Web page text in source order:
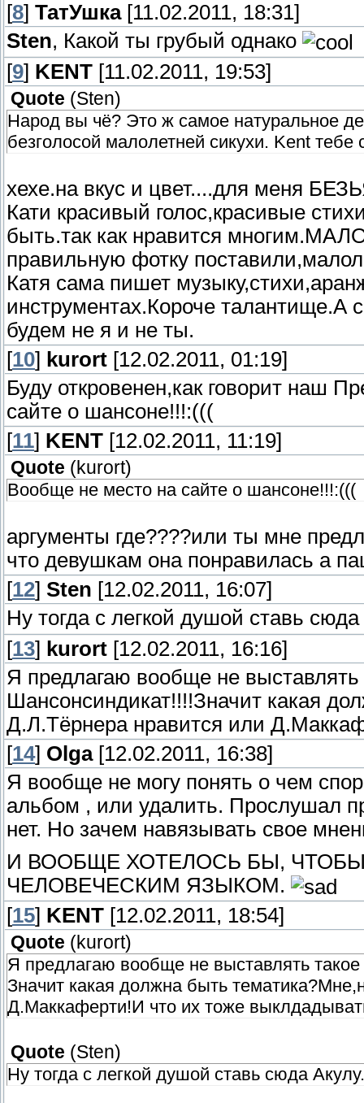
[8] ТатУшка[11.02.2011, 18:31]
Sten, Какой ты грубый однако
[9] KENT [11.02.2011, 19:53]
Quote (Sten)
Народ вы чё? Это ж самое натуральное
безголосой малолетней сикухи. Kent
хехе.на вкус и цвет....для меня
Кати красивый голос,красивые
быть.так как нравится
правильную фотку
Катя сама пишет
инструментах.Короче талантище.А
будем не я и не ты.
[10] kurort [12.02.2011, 01:19]
Буду откровенен,как говорит наш
сайте о шансоне!!!:(((
[11] KENT [12.02.2011, 11:19]
Quote (kurort)
Вообще не место на сайте о шансоне!!!:(((
аргументы где????или ты мне
что девушкам она понравилась а
[12] Sten [12.02.2011, 16:07]
Ну тогда с легкой душой ставь
[13] kurort [12.02.2011, 16:16]
Я предлагаю вообще не
Шансонсиндикат!!!!Значит какая
Д.Л.Тёрнера нравится или
[14] Olga[12.02.2011, 16:38]
Я вообще не могу понять о чем
альбом , или удалить. Прослушал
нет. Но зачем навязывать свое
И ВООБЩЕ ХОТЕЛОСЬ БЫ,
ЧЕЛОВЕЧЕСКИМ ЯЗЫКОМ.
[15] KENT [12.02.2011, 18:54]
Quote (kurort)
Я предлагаю вообще не выставлять
Значит какая должна быть
Д.Маккаферти!И что их тоже
Quote (Sten)
Ну тогда с легкой душой ставь сюда